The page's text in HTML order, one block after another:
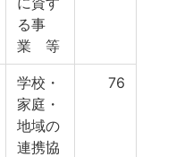
る事
業 等
学校・
家庭・
地域の
連携協
76